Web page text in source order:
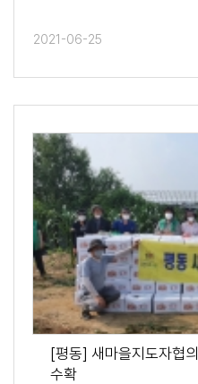
2021-06-25
[평동] 새마을지도자협
수확